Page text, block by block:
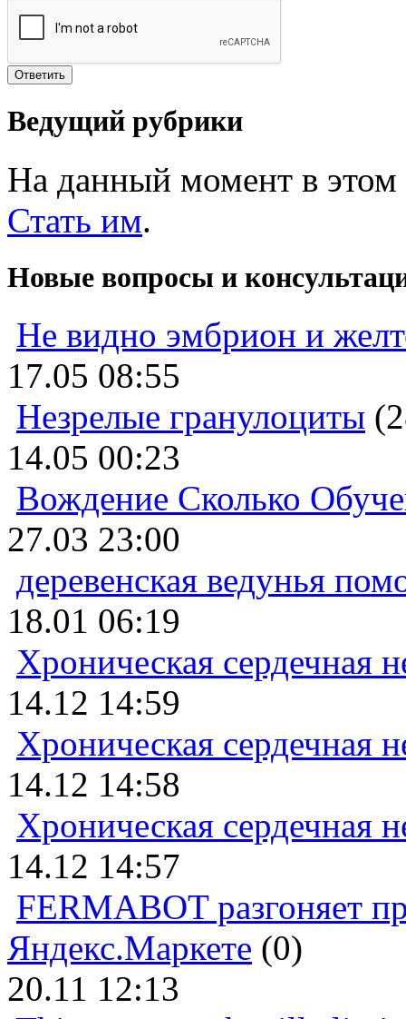
Ведущий рубрики
На данный момент в этом
Стать им.
Новые вопросы и
Не видно эмбрион и
17.05 08:55
Незрелые гранулоциты
14.05 00:23
Вождение Сколько
27.03 23:00
деревенская ведунья
18.01 06:19
Хроническая сердечная
14.12 14:59
Хроническая сердечная
14.12 14:58
Хроническая сердечная
14.12 14:57
FERMABOT разгоняет
Яндекс.Маркете (0)
20.11 12:13